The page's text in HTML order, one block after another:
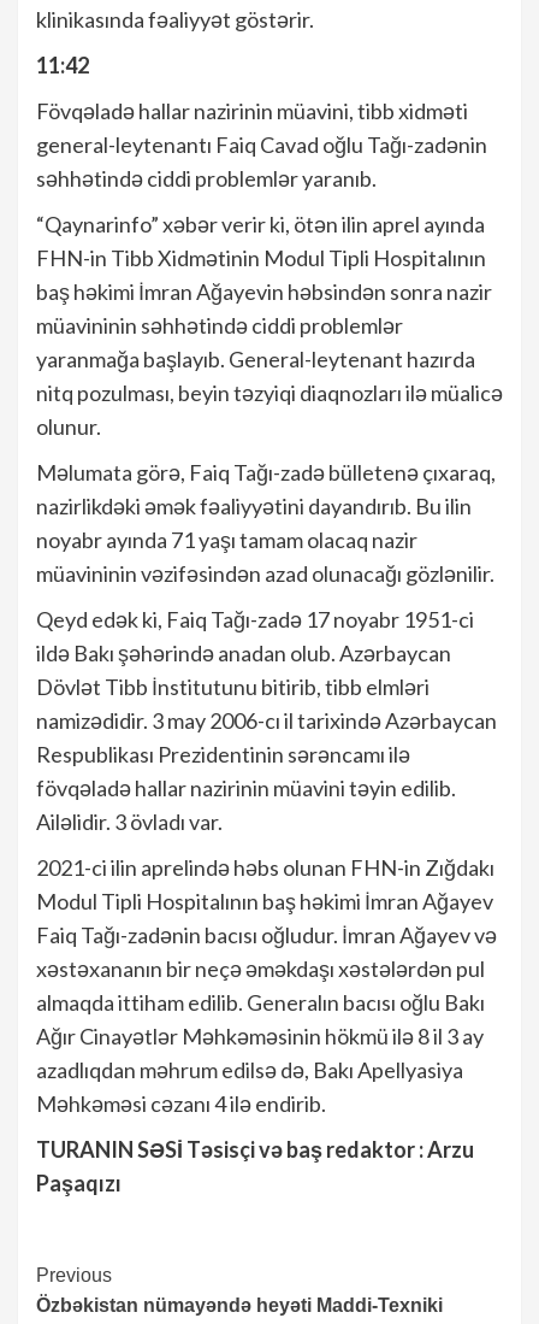
klinikasında fəaliyyət göstərir.
11:42
Fövqəladə hallar nazirinin müavini, tibb xidməti
general-leytenantı Faiq Cavad oğlu Tağı-zadənin
səhhətində ciddi problemlər yaranıb.
“Qaynarinfo” xəbər verir ki, ötən ilin aprel ayında
FHN-in Tibb Xidmətinin Modul Tipli Hospitalının
baş həkimi İmran Ağayevin həbsindən sonra nazir
müavininin səhhətində ciddi problemlər
yaranmağa başlayıb. General-leytenant hazırda
nitq pozulması, beyin təzyiqi diaqnozları ilə müalicə
olunur.
Məlumata görə, Faiq Tağı-zadə bülletenə çıxaraq,
nazirlikdəki əmək fəaliyyətini dayandırıb. Bu ilin
noyabr ayında 71 yaşı tamam olacaq nazir
müavininin vəzifəsindən azad olunacağı gözlənilir.
Qeyd edək ki, Faiq Tağı-zadə 17 noyabr 1951-ci
ildə Bakı şəhərində anadan olub. Azərbaycan
Dövlət Tibb İnstitutunu bitirib, tibb elmləri
namizədidir. 3 may 2006-cı il tarixində Azərbaycan
Respublikası Prezidentinin sərəncamı ilə
fövqəladə hallar nazirinin müavini təyin edilib.
Ailəlidir. 3 övladı var.
2021-ci ilin aprelində həbs olunan FHN-in Zığdakı
Modul Tipli Hospitalının baş həkimi İmran Ağayev
Faiq Tağı-zadənin bacısı oğludur. İmran Ağayev və
xəstəxananın bir neçə əməkdaşı xəstələrdən pul
almaqda ittiham edilib. Generalın bacısı oğlu Bakı
Ağır Cinayətlər Məhkəməsinin hökmü ilə 8 il 3 ay
azadlıqdan məhrum edilsə də, Bakı Apellyasiya
Məhkəməsi cəzanı 4 ilə endirib.
TURANIN SƏSİ Təsisçi və baş redaktor : Arzu
Paşaqızı
Continue
Previous
Özbəkistan nümayəndə heyəti Maddi-Texniki